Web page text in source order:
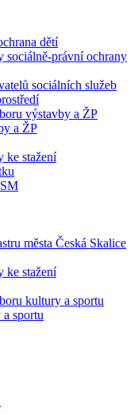
dětí
sociálně-právní ochrany
sociálních služeb
výstavby a ŽP
a ŽP
ke stažení
města Česká Skalice
ke stažení
kultury a sportu
sportu